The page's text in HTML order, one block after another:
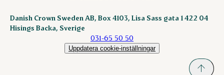
Danish Crown Sweden AB, Box 4103, Lisa Sass gata 1 422 04
Hisings Backa, Sverige
031-65 50 50
Uppdatera cookie-inställningar